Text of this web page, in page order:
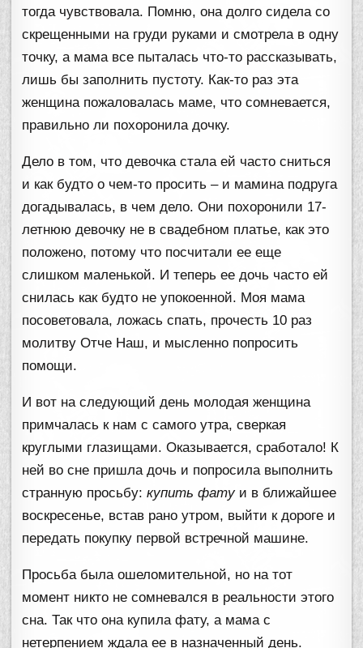
тогда чувствовала. Помню, она долго сидела со
скрещенными на груди руками и смотрела в одну
точку, а мама все пыталась что-то рассказывать,
лишь бы заполнить пустоту. Как-то раз эта
женщина пожаловалась маме, что сомневается,
правильно ли похоронила дочку.
Дело в том, что девочка стала ей часто сниться
и как будто о чем-то просить – и мамина подруга
догадывалась, в чем дело. Они похоронили 17-
летнюю девочку не в свадебном платье, как это
положено, потому что посчитали ее еще
слишком маленькой. И теперь ее дочь часто ей
снилась как будто не упокоенной. Моя мама
посоветовала, ложась спать, прочесть 10 раз
молитву Отче Наш, и мысленно попросить
помощи.
И вот на следующий день молодая женщина
примчалась к нам с самого утра, сверкая
круглыми глазищами. Оказывается, сработало! К
ней во сне пришла дочь и попросила выполнить
странную просьбу:купить фатуи в ближайшее
воскресенье, встав рано утром, выйти к дороге и
передать покупку первой встречной машине.
Просьба была ошеломительной, но на тот
момент никто не сомневался в реальности этого
сна. Так что она купила фату, а мама с
нетерпением ждала ее в назначенный день.